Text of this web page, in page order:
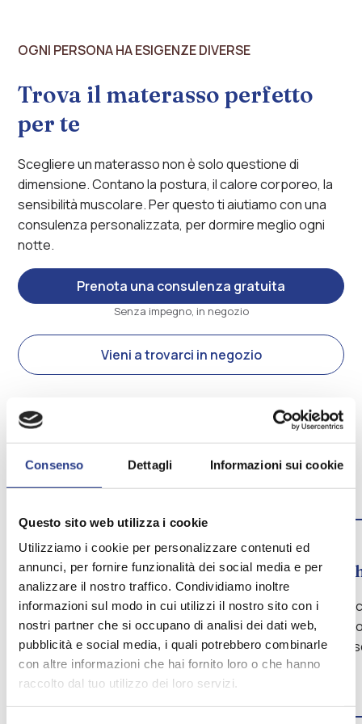
Consenso Dettagli Informazioni sui cookie
Questo sito web utilizza i cookie
Utilizziamo i cookie per personalizzare contenuti ed
annunci, per fornire funzionalità dei social media e per
analizzare il nostro traffico. Condividiamo inoltre
informazioni sul modo in cui utilizzi il nostro sito con i
nostri partner che si occupano di analisi dei dati web,
pubblicità e social media, i quali potrebbero combinarle
con altre informazioni che hai fornito loro o che hanno
raccolto dal tuo utilizzo dei loro servizi.
OGNI PERSONA HA ESIGENZE DIVERSE
Trova il materasso perfetto
per te
Scegliere un materasso non è solo questione di
dimensione. Contano la postura, il calore corporeo, la
sensibilità muscolare. Per questo ti aiutiamo con una
consulenza personalizzata, per dormire meglio ogni
notte.
Prenota una consulenza gratuita
Senza impegno, in negozio
Vieni a trovarci in negozio
Ti aiutiamo a scegliere il
materasso adatto a te
Slide
1.
Come dormi?
Schiena, pancia o fianco? Ogni
posizione richiede un supporto
specifico. Ti aiutiamo a trovare il più
adatto.
Con
Riposo
due.